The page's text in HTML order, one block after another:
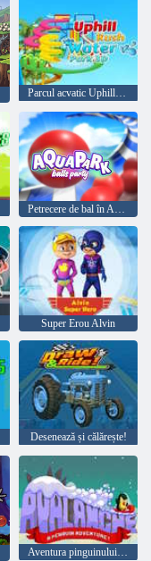
Parcul acvatic Uphill Rush 3D
Petrecere de bal în Aquapark
Super Erou Alvin
Desenează și călărește!
Aventura pinguinului avalanșă!